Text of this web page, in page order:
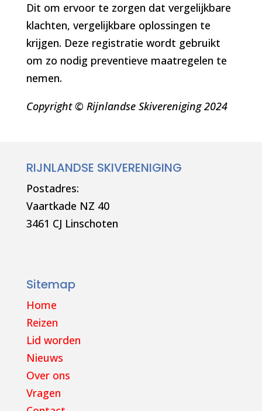
Dit om ervoor te zorgen dat vergelijkbare
klachten, vergelijkbare oplossingen te
krijgen. Deze registratie wordt gebruikt
om zo nodig preventieve maatregelen te
nemen.
Copyright © Rijnlandse Skivereniging 2024
RIJNLANDSE SKIVERENIGING
Postadres:
Vaartkade NZ 40
3461 CJ Linschoten
Sitemap
Home
Reizen
Lid worden
Nieuws
Over ons
Vragen